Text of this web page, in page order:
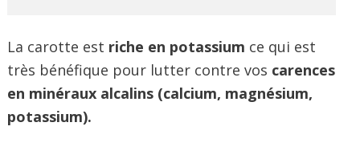
La carotte est riche en potassium ce qui est
très bénéfique pour lutter contre vos carences
en minéraux alcalins (calcium, magnésium,
potassium).